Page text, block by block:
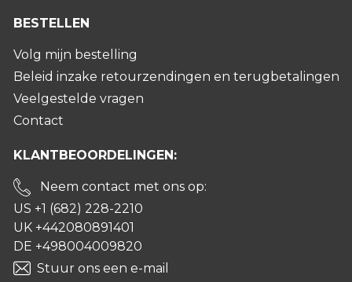
BESTELLEN
Volg mijn bestelling
Beleid inzake retourzendingen en terugbetalingen
Veelgestelde vragen
Contact
KLANTBEOORDELINGEN:
Neem contact met ons op:
US +1 (682) 228-2210
UK +442080891401
DE +498004009820
Stuur ons een e-mail